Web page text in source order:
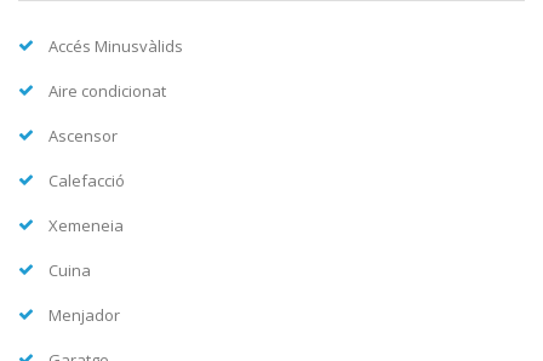
Accés Minusvàlids
Aire condicionat
Ascensor
Calefacció
Xemeneia
Cuina
Menjador